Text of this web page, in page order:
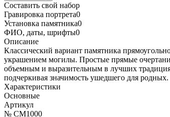
Составить свой набор
Гравировка портрета0
Установка памятника0
ФИО, даты, шрифты0
Описание
Классический вариант памятника
украшением могилы. Простые прямые
объемным и выразительным в лучших
подчеркивая значимость ушедшего для родных.
Характеристики
Основные
Артикул
№ CM1000